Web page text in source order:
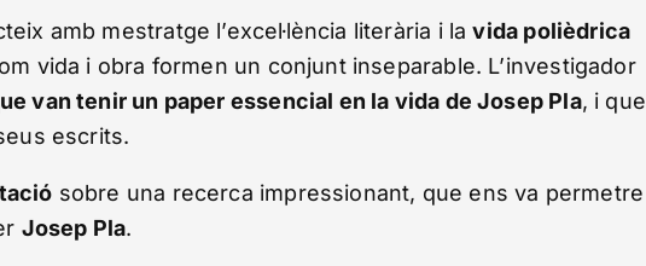
amb mestratge l’excel·lència literària i lavida polièdrica
vida i obra formen un conjunt inseparable. L’investigador
van tenir un paper essencial en la vida de Josep Pla, i que
escrits.
sobre una recerca impressionant, que ens va permetre
Josep Pla.